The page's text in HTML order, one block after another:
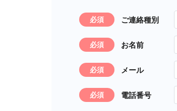
必須 ご連絡種別
必須 お名前
必須 メール
必須 電話番号